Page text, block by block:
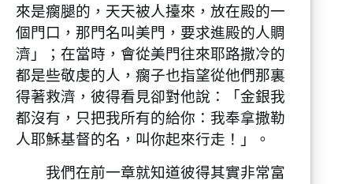
來是瘸腿的，天天被人擡來，放在殿的一
個門口，那門名叫美門，要求進殿的人賙
濟」；在當時，會從美門往來耶路撒冷的
都是些敬虔的人，瘸子也指望從他們那裏
得著救濟，彼得看見卻對他說：「金銀我
都沒有，只把我所有的給你：我奉拿撒勒
人耶穌基督的名，叫你起來行走！」。
我們在前一章就知道彼得其實非常富